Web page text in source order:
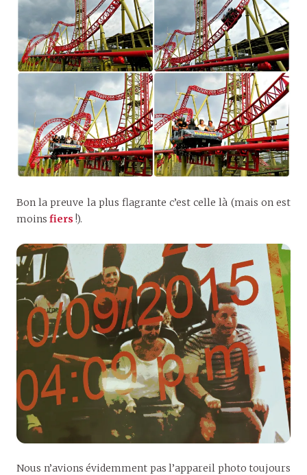
Bon la preuve la plus flagrante c’est celle là (mais on est
moins fiers !).
Nous n’avions évidemment pas l’appareil photo toujours